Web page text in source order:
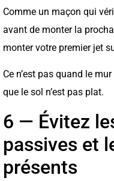
Comme un maçon qui
avant de monter la
monter votre premier jet
Ce n’est pas quand le
que le sol n’est pas plat.
6 — Évitez
passives et
présents